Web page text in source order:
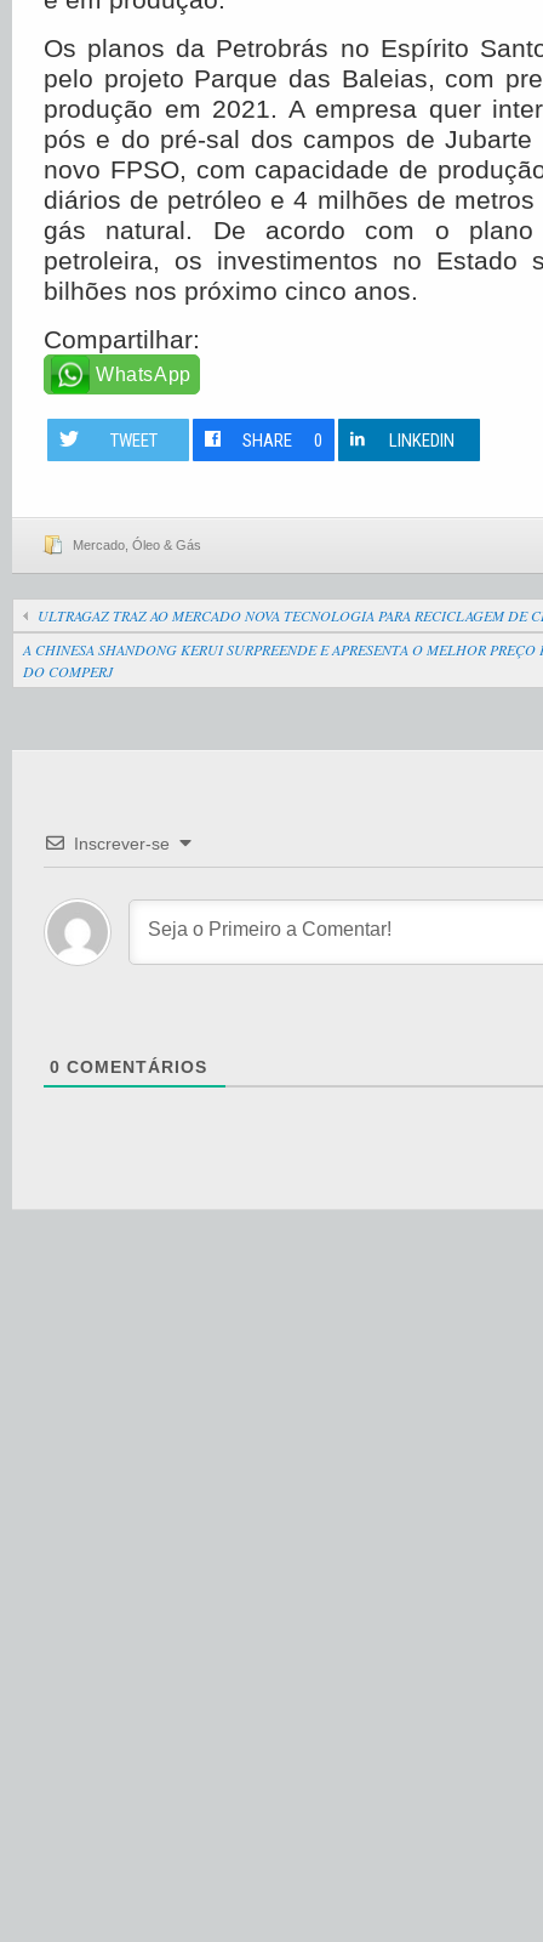
Os planos da Petrobrás no Espírito
pelo projeto Parque das Baleias, com
produção em 2021. A empresa quer
pós e do pré-sal dos campos de
novo FPSO, com capacidade de
diários de petróleo e 4 milhões de
gás natural. De acordo com o
petroleira, os investimentos no Estado
bilhões nos próximo cinco anos.
Compartilhar:
WhatsApp
TWEET SHARE 0 LINKEDIN
Mercado Óleo & Gás
ULTRAGAZ TRAZ AO MERCADO NOVA TECNOLOGIA PARA RECICLAGEM DE
A CHINESA SHANDONG KERUI SURPREENDE E APRESENTA O MELHOR
DO COMPERJ
Inscrever-se
0 COMENTÁRIOS